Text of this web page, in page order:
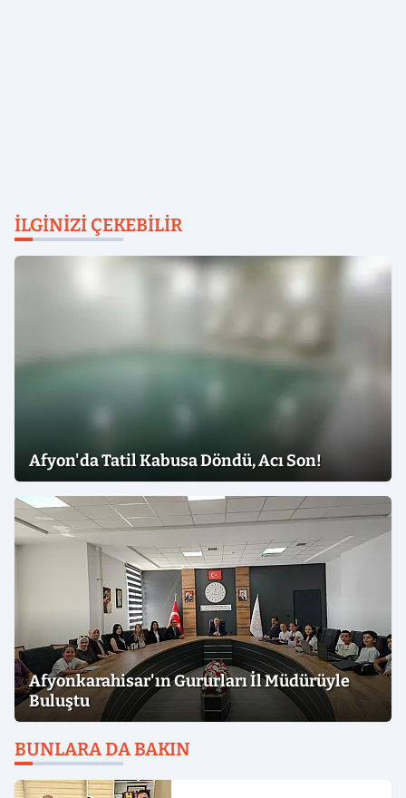
İLGINIZI ÇEKEBILIR
Afyon'da Tatil Kabusa Döndü, Acı Son!
Afyonkarahisar'ın Gururları İl Müdürüyle
Buluştu
BUNLARA DA BAKIN